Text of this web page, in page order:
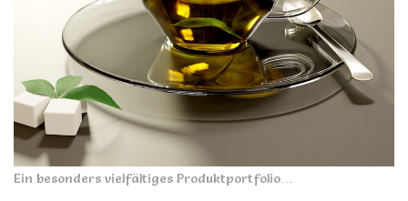
Ein besonders vielfältiges Produktportfolio…